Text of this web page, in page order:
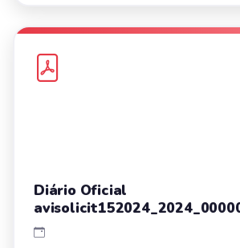
Diário Oficial